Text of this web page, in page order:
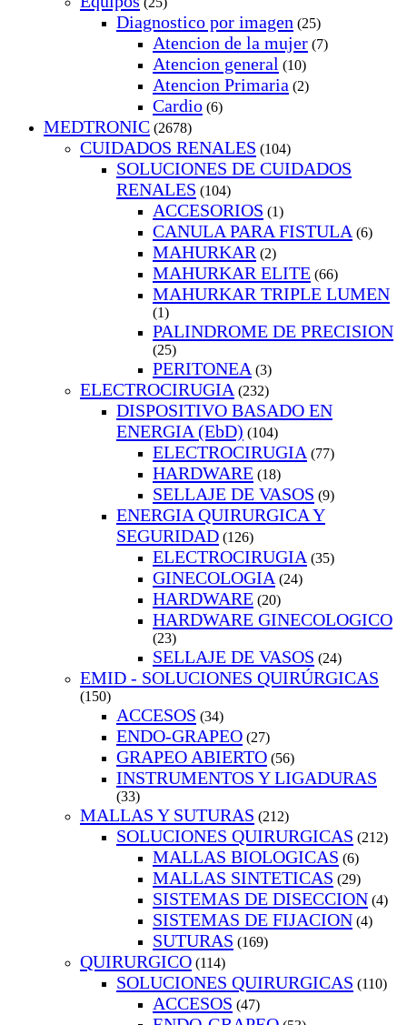
Diagnostico por imagen (25)
Atencion de la mujer (7)
Atencion general (10)
Atencion Primaria (2)
Cardio (6)
MEDTRONIC (2678)
CUIDADOS RENALES (104)
SOLUCIONES DE CUIDADOS
RENALES (104)
ACCESORIOS (1)
CANULA PARA FISTULA (6)
MAHURKAR (2)
MAHURKAR ELITE (66)
MAHURKAR TRIPLE LUMEN
(1)
PALINDROME DE PRECISION
(25)
PERITONEA (3)
ELECTROCIRUGIA (232)
DISPOSITIVO BASADO EN
ENERGIA (EbD) (104)
ELECTROCIRUGIA (77)
HARDWARE (18)
SELLAJE DE VASOS (9)
ENERGIA QUIRURGICA Y
SEGURIDAD (126)
ELECTROCIRUGIA (35)
GINECOLOGIA (24)
HARDWARE (20)
HARDWARE GINECOLOGICO
(23)
SELLAJE DE VASOS (24)
EMID - SOLUCIONES QUIRÚRGICAS
(150)
ACCESOS (34)
ENDO-GRAPEO (27)
GRAPEO ABIERTO (56)
INSTRUMENTOS Y LIGADURAS
(33)
MALLAS Y SUTURAS (212)
SOLUCIONES QUIRURGICAS (212)
MALLAS BIOLOGICAS (6)
MALLAS SINTETICAS (29)
SISTEMAS DE DISECCION (4)
SISTEMAS DE FIJACION (4)
SUTURAS (169)
QUIRURGICO (114)
SOLUCIONES QUIRURGICAS (110)
ACCESOS (47)